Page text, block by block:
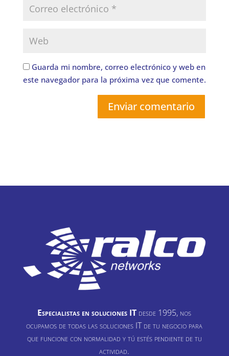
Guarda mi nombre, correo electrónico y web en
este navegador para la próxima vez que comente.
Enviar comentario
Especialistas en soluciones IT desde 1995, nos
ocupamos de todas las soluciones IT de tu negocio para
que funcione con normalidad y tú estés pendiente de tu
actividad.